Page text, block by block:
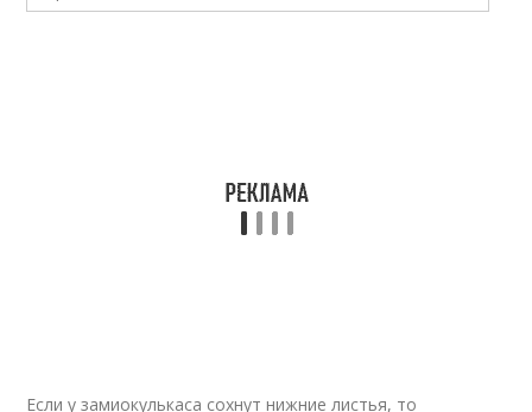
Если у замиокулькаса сохнут нижние листья, то